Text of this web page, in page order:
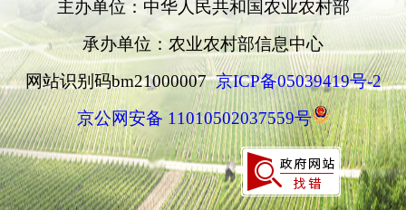
主办单位：中华人民共和国农业农村部
承办单位：农业农村部信息中心
网站识别码bm21000007京ICP备05039419号-2
京公网安备 11010502037559号